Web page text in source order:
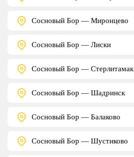
Сосновый Бор — Миронцево
Сосновый Бор — Лиски
Сосновый Бор — Стерлитамак
Сосновый Бор — Шадринск
Сосновый Бор — Балаково
Сосновый Бор — Шустиково